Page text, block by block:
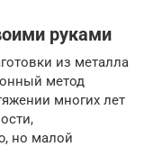
руками
из металла
метод
многих лет
но малой